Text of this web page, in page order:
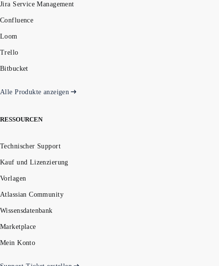
Jira Service Management
Confluence
Loom
Trello
Bitbucket
Alle Produkte anzeigen
RESSOURCEN
Technischer Support
Kauf und Lizenzierung
Vorlagen
Atlassian Community
Wissensdatenbank
Marketplace
Mein Konto